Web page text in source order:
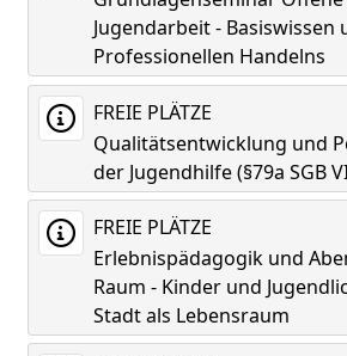
Jugendarbeit - Basiswissen
Professionellen Handelns
FREIE PLÄTZE
Qualitätsentwicklung und
der Jugendhilfe (§79a SGB
FREIE PLÄTZE
Erlebnispädagogik und
Raum - Kinder und
Stadt als Lebensraum